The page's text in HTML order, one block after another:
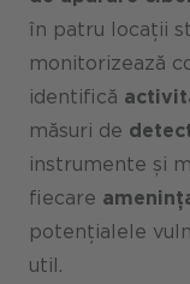
în patru locații
monitorizează
identifică
măsuri de
instrumente și
fiecare
potențialele
util.